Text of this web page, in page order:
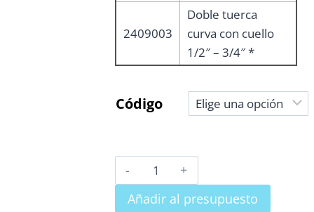
2409003
Doble tuerca
curva con cuello
1/2″ – 3/4″ *
Código
DOBLE
TUERCA
H-
Añadir al presupuesto